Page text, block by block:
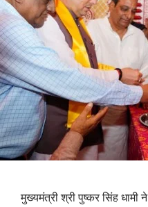
मुख्यमंत्री श्री पुष्कर सिंह धामी